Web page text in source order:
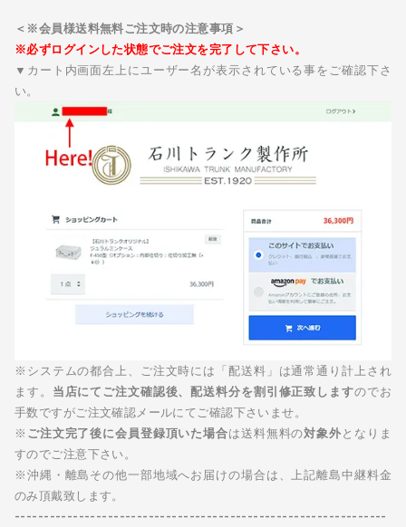
＜※会員様送料無料ご注文時の注意事項＞
※必ずログインした状態でご注文を完了して下さい。
▼カート内画面左上にユーザー名が表示されている事をご確認下さ
い。
※システムの都合上、ご注文時には「配送料」は通常通り計上され
ます。 当店にてご注文確認後、配送料分を割引修正致しますのでお
手数ですがご注文確認メールにてご確認下さいませ。
※ ご注文完了後に会員登録頂いた場合は送料無料の対象外となりま
すのでご注意下さい。
※沖縄・離島その他一部地域へお届けの場合は、上記離島中継料金
のみ頂戴致します。
----------------------------------------------------------------